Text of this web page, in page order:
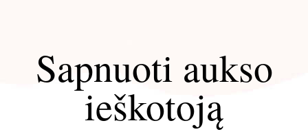
Sapnuoti aukso
ieškotoją